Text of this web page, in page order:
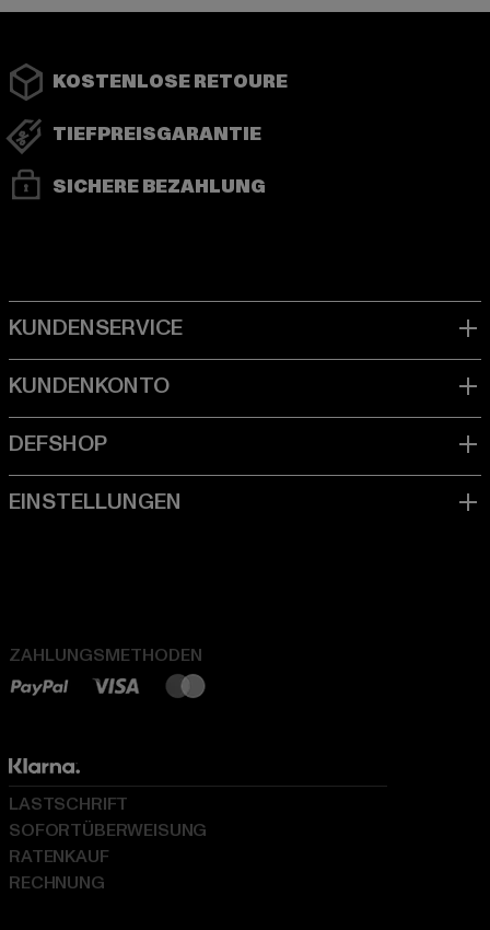
KOSTENLOSE RETOURE
TIEFPREISGARANTIE
SICHERE BEZAHLUNG
ZAHLUNGSMETHODEN
LASTSCHRIFT
SOFORTÜBERWEISUNG
RATENKAUF
RECHNUNG